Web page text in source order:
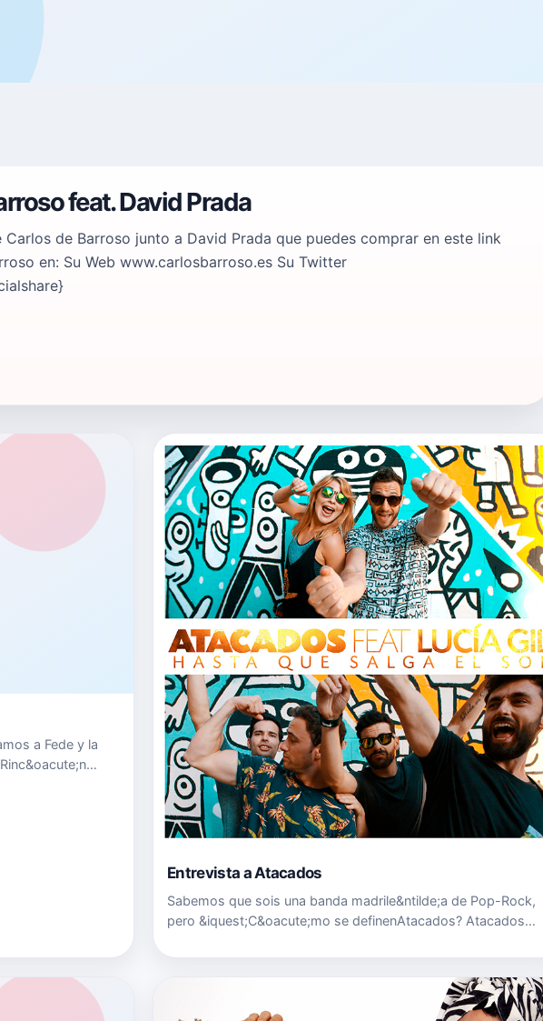
feat. David Prada
Carlos de Barroso junto a David Prada que puedes comprar en este link
en: Su Web www.carlosbarroso.es Su Twitter
a Fede y la
Entrevista a Atacados
Sabemos que sois una banda madrile&ntilde;a de Pop-Rock,
pero &iquest;C&oacute;mo se definenAtacados? Atacados
m&aacute;s de 8 a&ntilde;os juntos haciendo canciones y